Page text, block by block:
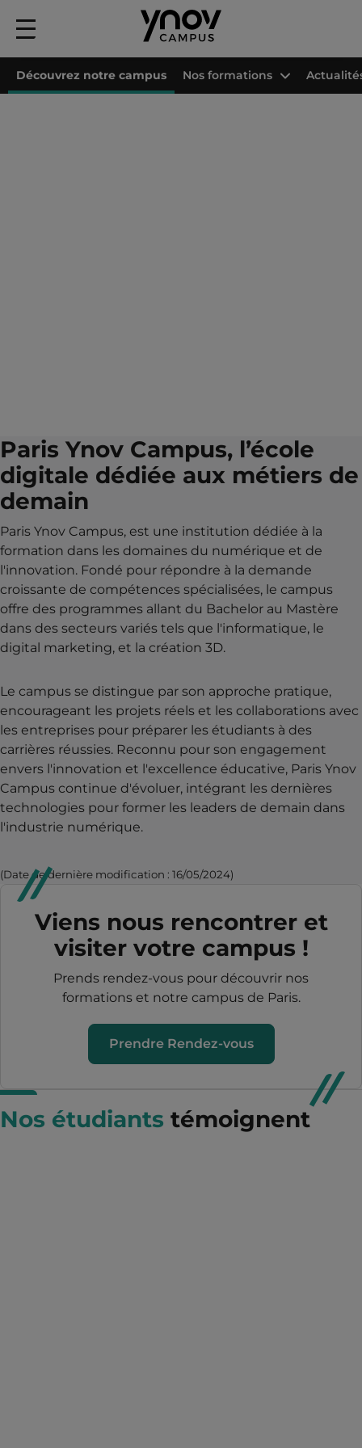
Menu
principal
Découvrez notre campus Nos formations
Paris Ynov Campus, l’école
digitale dédiée aux métiers de
demain
Paris Ynov Campus, est une institution dédiée à la
formation dans les domaines du numérique et de
l'innovation. Fondé pour répondre à la demande
croissante de compétences spécialisées, le campus
offre des programmes allant du Bachelor au Mastère
dans des secteurs variés tels que l'informatique, le
digital marketing, et la création 3D.
Le campus se distingue par son approche pratique,
encourageant les projets réels et les collaborations avec
les entreprises pour préparer les étudiants à des
carrières réussies. Reconnu pour son engagement
envers l'innovation et l'excellence éducative, Paris Ynov
Campus continue d'évoluer, intégrant les dernières
technologies pour former les leaders de demain dans
l'industrie numérique.
(Date de dernière modification : 16/05/2024)
Viens nous rencontrer et
visiter votre campus !
Prends rendez-vous pour découvrir nos
formations et notre campus de Paris.
Prendre Rendez-vous
Nos étudiants témoignent